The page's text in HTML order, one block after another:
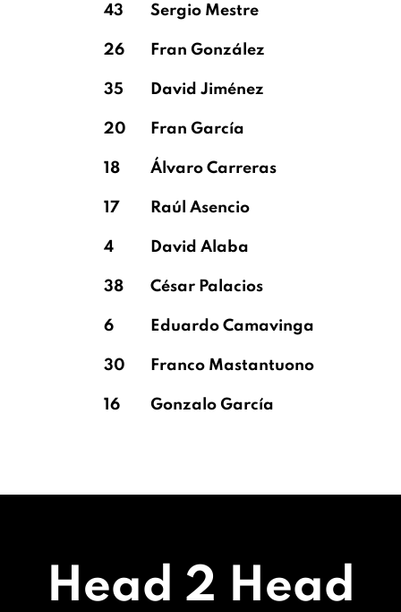
43
Sergio Mestre
26 Fran González
35 David Jiménez
20 Fran García
18 Álvaro Carreras
17 Raúl Asencio
4 David Alaba
38 César Palacios
6 Eduardo Camavinga
30 Franco Mastantuono
16 Gonzalo García
Head 2 Head